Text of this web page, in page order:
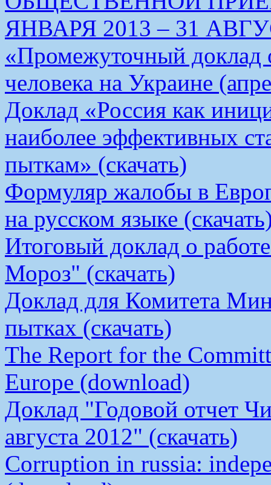
ЯНВАРЯ 2013 – 31
«Промежуточный доклад
человека на Украине
Доклад «Россия как
наиболее эффективных
пыткам» (скачать)
Формуляр жалобы в
на русском языке
Итоговый доклад о
Мороз" (скачать)
Доклад для Комитета
пытках (скачать)
The Report for the
Europe (download)
Доклад "Годовой отчет
августа 2012" (скачать)
Corruption in russia: